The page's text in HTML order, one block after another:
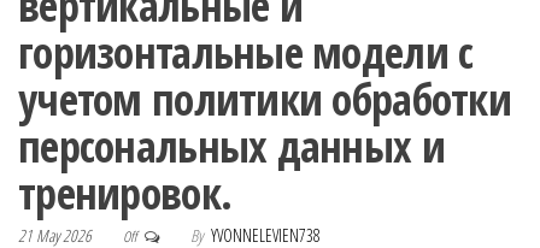
горизонтальные модели с
учетом политики обработки
персональных данных и
тренировок.
21 May 2026 Off By YVONNELEVIEN738